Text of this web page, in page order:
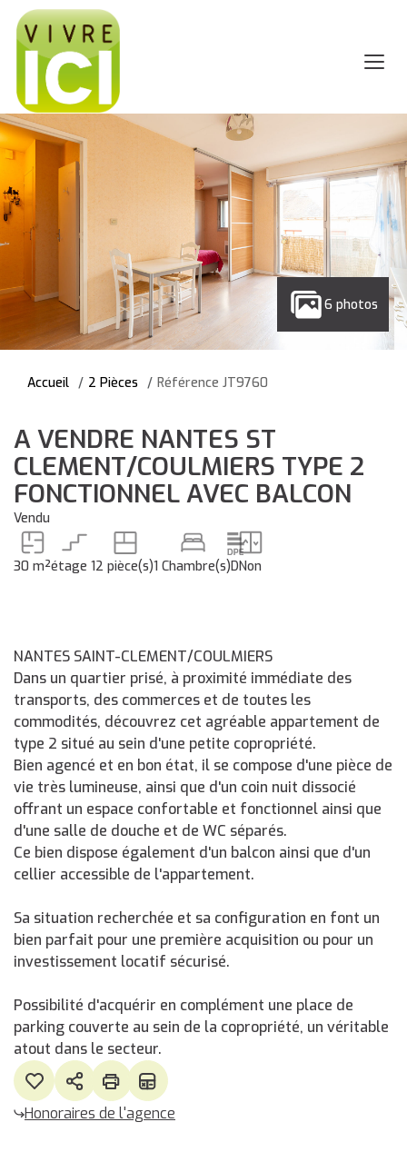
6 photos
Accueil 2 Pièces Référence JT9760
A VENDRE NANTES ST
CLEMENT/COULMIERS TYPE 2
FONCTIONNEL AVEC BALCON
Vendu
30 m²étage 12 pièce(s)1 Chambre(s)DNon
NANTES SAINT-CLEMENT/COULMIERS
Dans un quartier prisé, à proximité immédiate des
transports, des commerces et de toutes les
commodités, découvrez cet agréable appartement de
type 2 situé au sein d'une petite copropriété.
Bien agencé et en bon état, il se compose d'une pièce de
vie très lumineuse, ainsi que d'un coin nuit dissocié
offrant un espace confortable et fonctionnel ainsi que
d'une salle de douche et de WC séparés.
Ce bien dispose également d'un balcon ainsi que d'un
cellier accessible de l'appartement.
Sa situation recherchée et sa configuration en font un
bien parfait pour une première acquisition ou pour un
investissement locatif sécurisé.
Possibilité d'acquérir en complément une place de
parking couverte au sein de la copropriété, un véritable
atout dans le secteur.
Honoraires de l'agence